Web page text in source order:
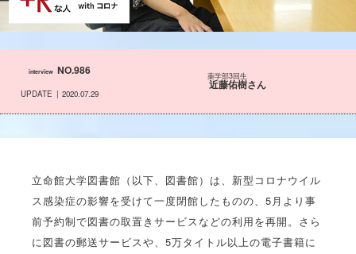
interview NO.986
UPDATE 2020.07.29
薬学部3回生
近藤佑樹さん
立命館大学図書館（以下、図書館）は、新型コロナウイル
ス感染症の影響を受けて一度閉館したものの、5月より事
前予約制で図書の取置きサービスなどの利用を再開。さら
に図書の郵送サービスや、5万タイトル以上の電子書籍に